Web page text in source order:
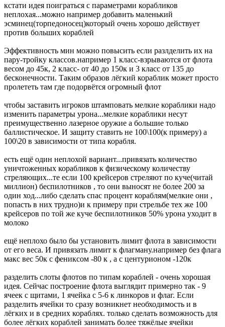
кстати идея поиграться с параметрами корабликов
неплохая...можно например добавить маленький
эсминец(торпедоносец)который очень хорошо действует
против больших кораблей
Эффективность мин можно повысить если разлделить их на
пару-тройку классов.например 1 класс-взрываются от флота
весом до 45к, 2 класс- от 40 до 150к и 3 класс от 135 до
бесконечности. Таким образов лёгкий кораблик может просто
пролететь там где подорвётся огромный флот
чтобы заставить игроков штамповать мелкие кораблики надо
изменить параметры урона...мелкие кораблики несут
преимущественно лазерное оружие а большие только
баллистическое. И защиту ставить не 100\100(к примеру) а
100\20 в зависимости от типа корабля.
есть ещё один неплохой вариант...привязать количество
уничтоженных корабликов к физическому количеству
стреляющих...те если 100 крейсеров стреляют по куче(читай
миллион) беспилотников , то они выносят не более 200 за
один ход...либо сделать спас процент кораблям(мелкие они ,
попасть в них трудно)и к примеру при стрельбе тех же 100
крейсеров по той же куче беспилотников 50% урона уходит в
молоко
ещё неплохо было бы установить лимит флота в зависимости
от его веса. И привязать лимит к флагману.например без флага
макс вес 50к с фениксом -80 к , а с центурионом -120к
разделить слоты флотов по типам кораблей - очень хорошая
идея. Сейчас построение флота выглядит примерно так - 9
ячеек с щитами, 1 ячейка с 5-6 к линкоров и флаг. Если
разделить ячейки то сразу возникнет необходимость и в
лёгких и в средних кораблях. только сделать возможность для
более лёгких кораблей занимать более тяжёлые ячейки